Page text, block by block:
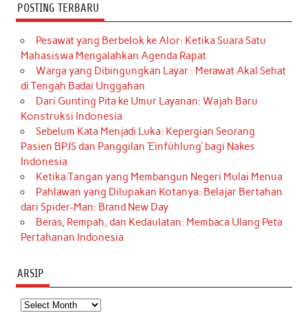
POSTING TERBARU
Pesawat yang Berbelok ke Alor: Ketika Suara Satu
Mahasiswa Mengalahkan Agenda Rapat
Warga yang Dibingungkan Layar : Merawat Akal Sehat
di Tengah Badai Unggahan
Dari Gunting Pita ke Umur Layanan: Wajah Baru
Konstruksi Indonesia
Sebelum Kata Menjadi Luka: Kepergian Seorang
Pasien BPJS dan Panggilan ‘Einfühlung’ bagi Nakes
Indonesia
Ketika Tangan yang Membangun Negeri Mulai Menua
Pahlawan yang Dilupakan Kotanya: Belajar Bertahan
dari Spider-Man: Brand New Day
Beras, Rempah, dan Kedaulatan: Membaca Ulang Peta
Pertahanan Indonesia
ARSIP
Arsip